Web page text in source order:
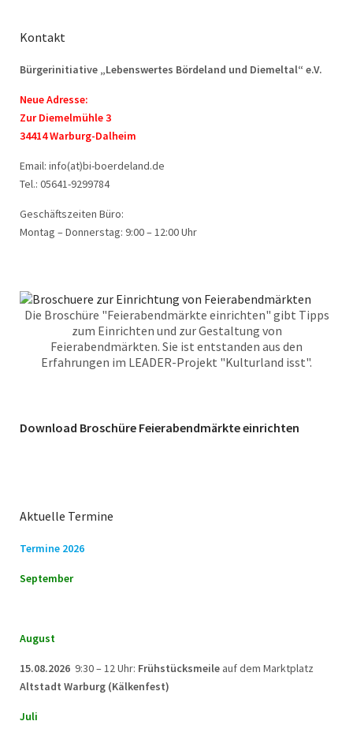
Kontakt
Bürgerinitiative „Lebenswertes Bördeland und Diemeltal“ e.V.
Neue Adresse:
Zur Diemelmühle 3
34414 Warburg-Dalheim
Email: info(at)bi-boerdeland.de
Tel.: 05641-9299784
Geschäftszeiten Büro:
Montag – Donnerstag: 9:00 – 12:00 Uhr
Die Broschüre "Feierabendmärkte einrichten" gibt Tipps
zum Einrichten und zur Gestaltung von
Feierabendmärkten. Sie ist entstanden aus den
Erfahrungen im LEADER-Projekt "Kulturland isst".
Download Broschüre Feierabendmärkte einrichten
Aktuelle Termine
Termine 2026
September
August
15.08.2026 9:30 – 12 Uhr: Frühstücksmeile auf dem Marktplatz
Altstadt Warburg (Kälkenfest)
Juli